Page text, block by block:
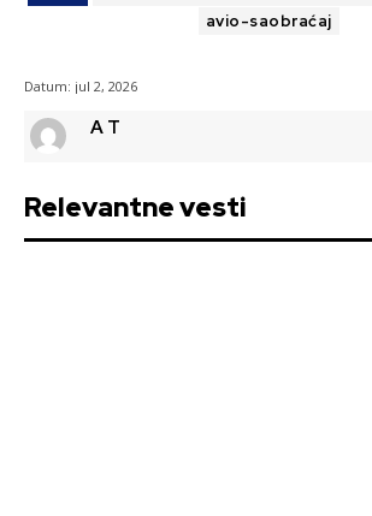
avio-saobraćaj
Datum: jul 2, 2026
A T
Relevantne vesti